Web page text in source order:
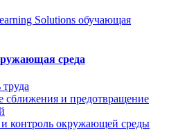
Solutions обучающая
среда
труда
сближения и предотвращение
контроль окружающей среды